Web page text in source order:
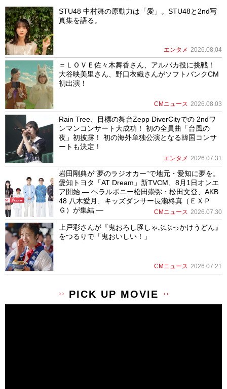
STU48 中村舞の原動力は「愛」。STU48と2nd写
真集を語る。
エンタメ 2026.08.04
＝ＬＯＶＥ佐々木舞香さん、アルパカ役に挑戦！
大谷映美里さん、野口衣織さんがソフトバンクCM
初出演！
CMニュース 2026.08.03
Rain Tree、目標の舞台Zepp DiverCityでの 2ndワ
ンマンコンサート大成功！ 初の全員曲「台風の
夜」初披露！ 初の海外単独公演となる韓国コンサ
ートも決定！
エンタメ 2026.07.31
岩田剛典が”夢のラジオカー”で地元・愛知に夢を。
愛知トヨタ「AT Dream」新TVCM、8月1日オンエ
ア開始 ― ヘラルボニー松田崇弥・松田文登、AKB
48 八木愛月、キッズダンサー長瀬柊真（ＥＸＰ
Ｇ）が集結 ―
CMニュース 2026.07.30
上戸彩さんが『鬼おろし豚しゃぶぶっかけうどん』
をつるりで「鬼おいしい！」
CMニュース 2026.07.21
PICK UP MOVIE